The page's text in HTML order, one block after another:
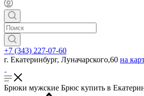
+7 (343) 227-07-60
г. Екатеринбург, Луначарского,60 на
Брюки мужские Брюс купить в